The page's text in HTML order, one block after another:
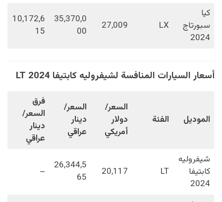
كيا
سبورتاج
2024
LX
27,009
35,370,0
00
10,172,6
15
أسعار السيارات المنافسة لشيفروليه كابتيفا LT 2024
الموديل الفئة
السعر/
دولار
أمريكي
السعر/
دينار
عراقي
فرق
السعر/
دينار
عراقي
شيفروليه
كابتيفا
2024
LT
20,117
26,344,5
65
–